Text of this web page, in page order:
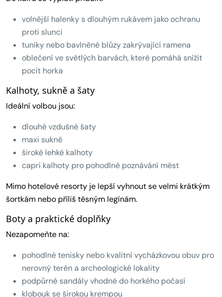
volnější halenky s dlouhým rukávem jako ochranu
proti slunci
tuniky nebo bavlněné blůzy zakrývající ramena
oblečení ve světlých barvách, které pomáhá snížit
pocit horka
Kalhoty, sukně a šaty
Ideální volbou jsou:
dlouhé vzdušné šaty
maxi sukně
široké lehké kalhoty
capri kalhoty pro pohodlné poznávání měst
Mimo hotelové resorty je lepší vyhnout se velmi krátkým
šortkám nebo příliš těsným legínám.
Boty a praktické doplňky
Nezapomeňte na:
pohodlné tenisky nebo kvalitní vycházkovou obuv pro
nerovný terén a archeologické lokality
podpůrné sandály vhodné do horkého počasí
klobouk se širokou krempou